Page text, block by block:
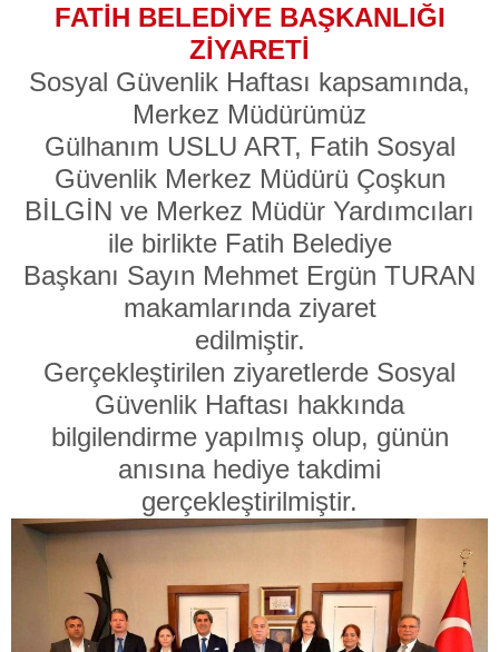
FATİH BELEDİYE BAŞKANLIĞI
ZİYARETİ
Sosyal Güvenlik Haftası kapsamında,
Merkez Müdürümüz
Gülhanım USLU ART, Fatih Sosyal
Güvenlik Merkez Müdürü Çoşkun
BİLGİN ve Merkez Müdür Yardımcıları
ile birlikte Fatih Belediye
Başkanı Sayın Mehmet Ergün TURAN
makamlarında ziyaret
edilmiştir.
Gerçekleştirilen ziyaretlerde Sosyal
Güvenlik Haftası hakkında
bilgilendirme yapılmış olup, günün
anısına hediye takdimi
gerçekleştirilmiştir.